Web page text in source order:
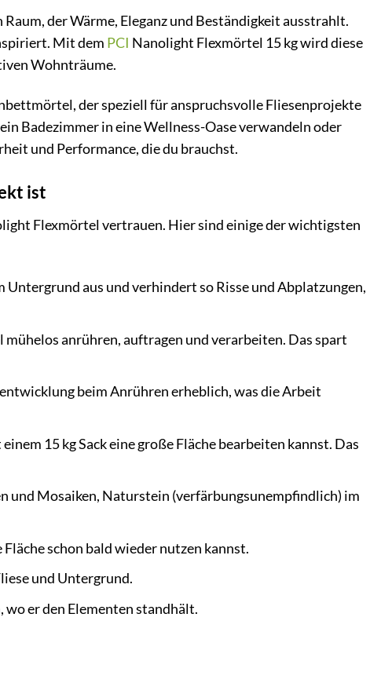
der Wärme, Eleganz und Beständigkeit ausstrahlt.
Mit dem PCI Nanolight Flexmörtel 15 kg wird diese
Wohnträume.
der speziell für anspruchsvolle Fliesenprojekte
Badezimmer in eine Wellness-Oase verwandeln oder
und Performance, die du brauchst.
ist
Flexmörtel vertrauen. Hier sind einige der wichtigsten
aus und verhindert so Risse und Abplatzungen,
anrühren, auftragen und verarbeiten. Das spart
beim Anrühren erheblich, was die Arbeit
15 kg Sack eine große Fläche bearbeiten kannst. Das
und Mosaiken, Naturstein (verfärbungsunempfindlich) im
schon bald wieder nutzen kannst.
und Untergrund.
er den Elementen standhält.